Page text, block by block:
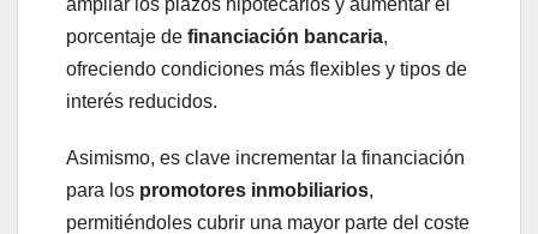
porcentaje de financiación bancaria,
ofreciendo condiciones más flexibles y tipos de
interés reducidos.
Asimismo, es clave incrementar la financiación
para los promotores inmobiliarios,
permitiéndoles cubrir una mayor parte del coste